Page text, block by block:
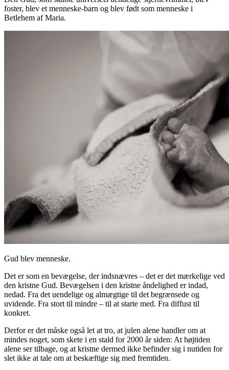
foster, blev et menneske-barn og blev født som menneske i
Betlehem af Maria.
Gud blev menneske.
Det er som en bevægelse, der indsnævres – det er det mærkelige ved
den kristne Gud. Bevægelsen i den kristne åndelighed er indad,
nedad. Fra det uendelige og almægtige til det begrænsede og
uvidende. Fra stort til mindre – til at starte med. Fra diffust til
konkret.
Derfor er det måske også let at tro, at julen alene handler om at
mindes noget, som skete i en stald for 2000 år siden: At højtiden
alene ser tilbage, og at kristne dermed ikke befinder sig i nutiden for
slet ikke at tale om at beskæftige sig med fremtiden.